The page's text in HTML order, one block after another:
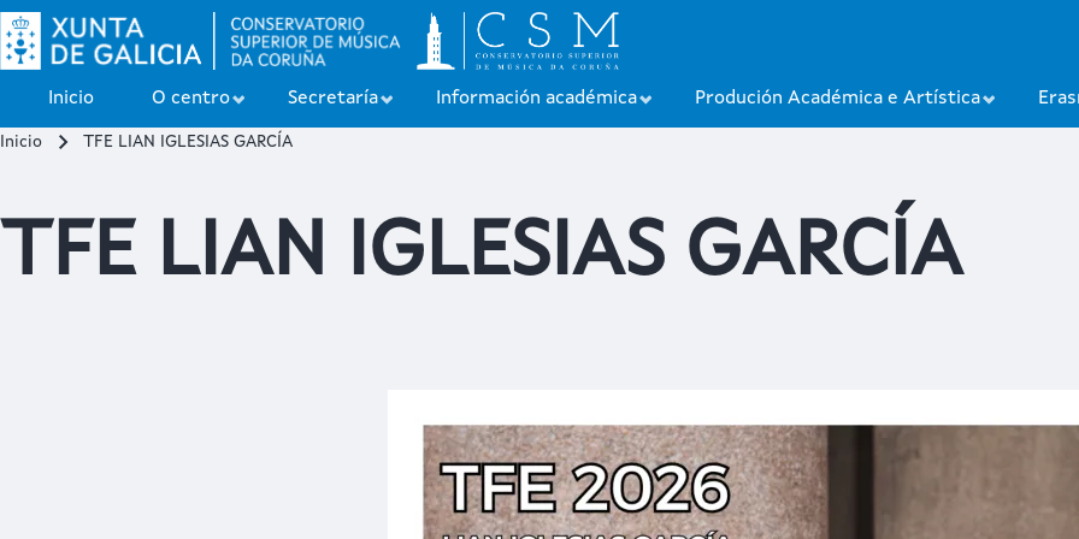
Close search
Inicio O centro Secretaría Información académica Produción Académica e Artística
Inicio TFE LIAN IGLESIAS GARCÍA
TFE LIAN IGLESIAS GARCÍA